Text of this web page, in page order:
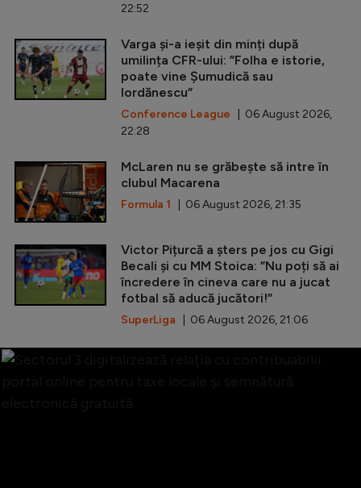
22:52
Varga și-a ieșit din minți după
umilința CFR-ului: ”Folha e istorie,
poate vine Șumudică sau
Iordănescu”
Conference League | 06 August 2026,
22:28
McLaren nu se grăbește să intre în
clubul Macarena
Formula 1 | 06 August 2026, 21:35
Victor Pițurcă a șters pe jos cu Gigi
Becali și cu MM Stoica: ”Nu poți să ai
încredere în cineva care nu a jucat
fotbal să aducă jucători!”
SuperLiga | 06 August 2026, 21:06